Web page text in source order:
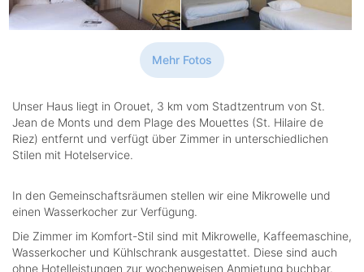
Mehr Fotos
Unser Haus liegt in Orouet, 3 km vom Stadtzentrum von St.
Jean de Monts und dem Plage des Mouettes (St. Hilaire de
Riez) entfernt und verfügt über Zimmer in unterschiedlichen
Stilen mit Hotelservice.
In den Gemeinschaftsräumen stellen wir eine Mikrowelle und
einen Wasserkocher zur Verfügung.
Die Zimmer im Komfort-Stil sind mit Mikrowelle, Kaffeemaschine,
Wasserkocher und Kühlschrank ausgestattet. Diese sind auch
ohne Hotelleistungen zur wochenweisen Anmietung buchbar.